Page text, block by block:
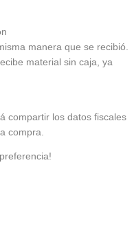
manera que se recibió.
material sin caja, ya
compartir los datos fiscales
compra.